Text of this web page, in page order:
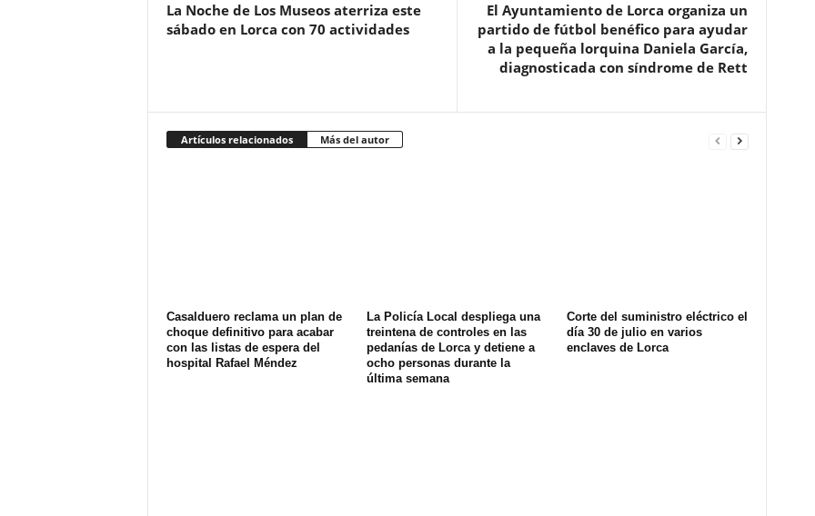
La Noche de Los Museos aterriza este
sábado en Lorca con 70 actividades
El Ayuntamiento de Lorca organiza un
partido de fútbol benéfico para ayudar
a la pequeña lorquina Daniela García,
diagnosticada con síndrome de Rett
Artículos relacionados Más del autor
Casalduero reclama un plan de
choque definitivo para acabar
con las listas de espera del
hospital Rafael Méndez
La Policía Local despliega una
treintena de controles en las
pedanías de Lorca y detiene a
ocho personas durante la
última semana
Corte del suministro eléctrico el
día 30 de julio en varios
enclaves de Lorca